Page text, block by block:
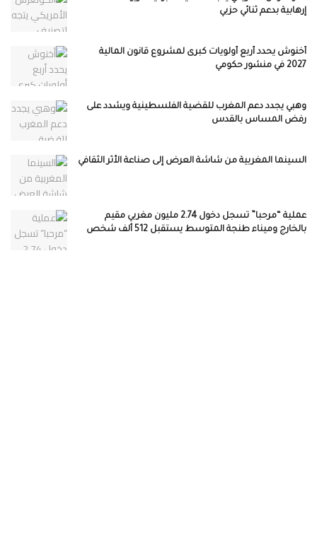
إرهابية بدعم ثنائي حزبي
أخنوش يحدد أربع أولويات كبرى لمشروع قانون المالية
2027 في منشور حكومي
وهبي يجدد دعم المغرب للقضية الفلسطينية ويشدد على
رفض المساس بالقدس
السينما المغربية من شاشة العرض إلى صناعة الأثر الثقافي
عملية “مرحبا” تسجل دخول 2.74 مليون مغربي مقيم
بالخارج وميناء طنجة المتوسط يستقبل 512 ألف شخص